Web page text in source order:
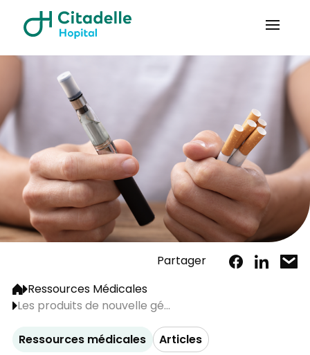
Partager
Ressources Médicales
Les produits de nouvelle gé...
Ressources médicales
Articles